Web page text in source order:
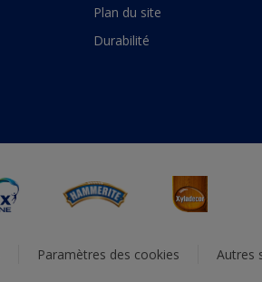
Plan du site
Durabilité
Paramètres des cookies Autres